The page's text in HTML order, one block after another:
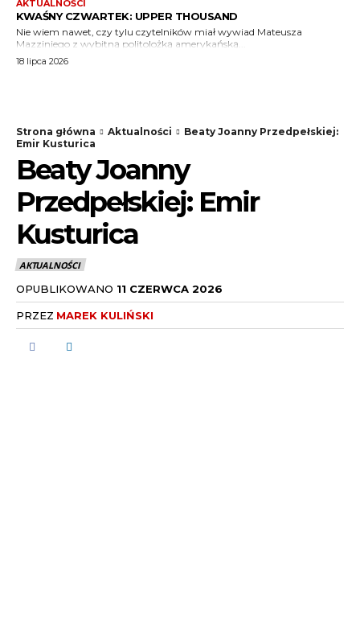
AKTUALNOŚCI
KWAŚNY CZWARTEK: UPPER THOUSAND
Nie wiem nawet, czy tylu czytelników miał wywiad Mateusza
Mazziniego z wybitną politolożką amerykańską...
18 lipca 2026